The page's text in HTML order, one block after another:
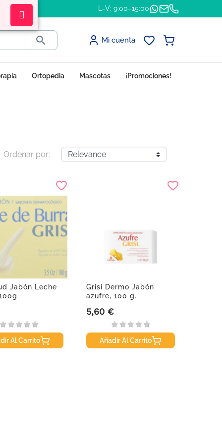
L–V: 9:00–15:00
 Mi cuenta
Ortopedia Mascotas ¡Promociones!
Ordenar por:
Jabón Leche
Al Carrito
Grisi Dermo Jabón
azufre, 100 g.
Precio
5,60 €
Añadir Al Carrito